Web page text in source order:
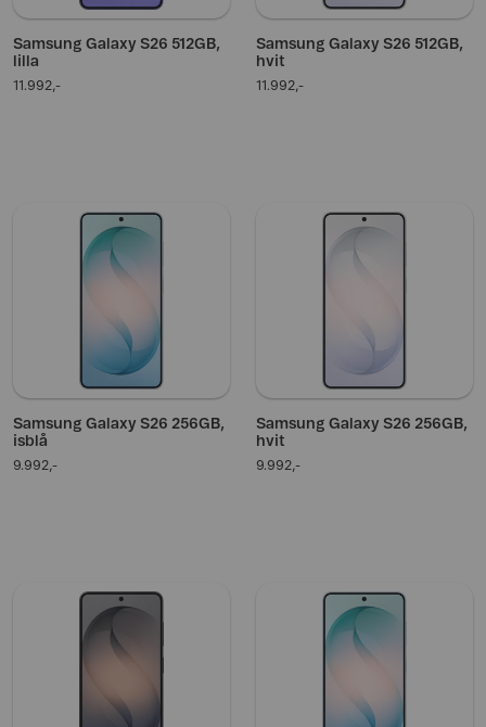
Samsung Galaxy S26 512GB,
lilla
11.992,-
Samsung Galaxy S26 512GB,
hvit
11.992,-
Samsung Galaxy S26 256GB,
isblå
9.992,-
Samsung Galaxy S26 256GB,
hvit
9.992,-